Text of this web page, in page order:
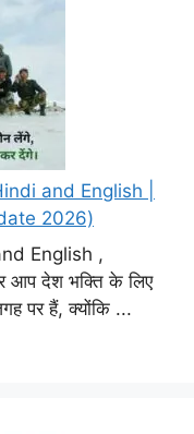
and English |
2026)
English ,
आप देश भक्ति के लिए
पर हैं, क्योंकि ...